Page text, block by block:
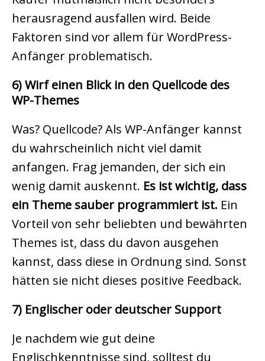
herausragend ausfallen wird. Beide
Faktoren sind vor allem für WordPress-
Anfänger problematisch.
6) Wirf einen Blick in den Quellcode des
WP-Themes
Was? Quellcode? Als WP-Anfänger kannst
du wahrscheinlich nicht viel damit
anfangen. Frag jemanden, der sich ein
wenig damit auskennt. Es ist wichtig, dass
ein Theme sauber programmiert ist. Ein
Vorteil von sehr beliebten und bewährten
Themes ist, dass du davon ausgehen
kannst, dass diese in Ordnung sind. Sonst
hätten sie nicht dieses positive Feedback.
7) Englischer oder deutscher Support
Je nachdem wie gut deine
Englischkenntnisse sind, solltest du